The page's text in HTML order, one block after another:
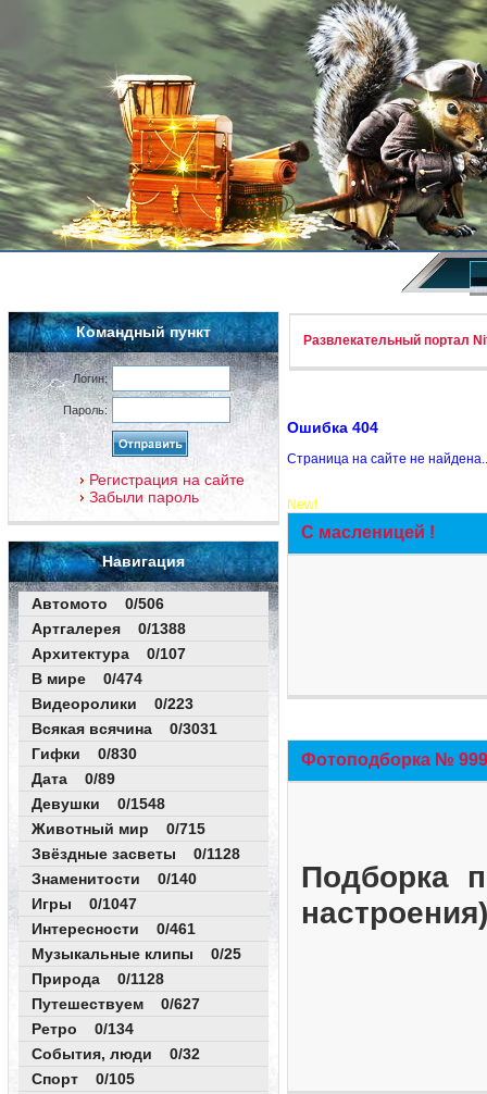
Командный пункт
Логин:
Пароль:
Регистрация на сайте
Забыли пароль
Навигация
Автомото 0/506
Артгалерея 0/1388
Архитектура 0/107
В мире 0/474
Видеоролики 0/223
Всякая всячина 0/3031
Гифки 0/830
Дата 0/89
Девушки 0/1548
Животный мир 0/715
Звёздные засветы 0/1128
Знаменитости 0/140
Игры 0/1047
Интересности 0/461
Музыкальные клипы 0/25
Природа 0/1128
Путешествуем 0/627
Ретро 0/134
События, люди 0/32
Спорт 0/105
Развлекательный портал
Ошибка 404
Страница на сайте не
New!
С масленицей !
Фотоподборка №
Подборка